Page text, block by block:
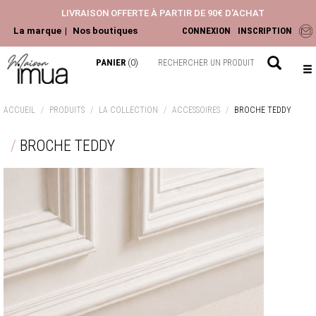
LIVRAISON OFFERTE À PARTIR DE 90€ D'ACHAT
La marque
Nos boutiques CONNEXION INSCRIPTION
PANIER (0)
HAUTS
PANTALONS ET JEANS
LA COLLECTION
CHEMISIERS & BLOUSES
TOPS & T-SHIRTS
GILETS & PULLS
JEANS & PANTALONS
VESTES
ACCUEIL PRODUITS LA COLLECTION ACCESSOIRES BROCHE TEDDY
BROCHE TEDDY